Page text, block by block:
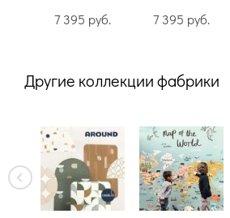
7 395 руб. 7 395 руб.
Другие коллекции фабрики